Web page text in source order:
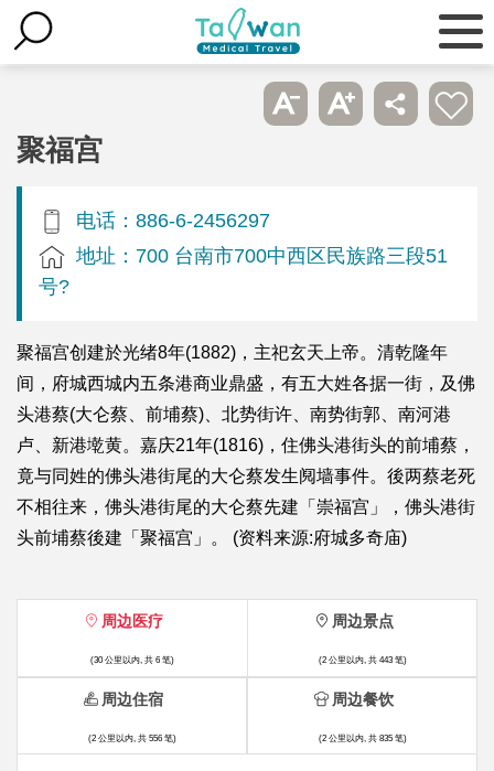
聚福宫
电话：886-6-2456297
地址：700 台南市700中西区民族路三段51
号?
聚福宫创建於光绪8年(1882)，主祀玄天上帝。清乾隆年
间，府城西城内五条港商业鼎盛，有五大姓各据一街，及佛
头港蔡(大仑蔡、前埔蔡)、北势街许、南势街郭、南河港
卢、新港墘黄。嘉庆21年(1816)，住佛头港街头的前埔蔡，
竟与同姓的佛头港街尾的大仑蔡发生阋墙事件。後两蔡老死
不相往来，佛头港街尾的大仑蔡先建「崇福宫」，佛头港街
头前埔蔡後建「聚福宫」。 (资料来源:府城多奇庙)
周边医疗
(30 公里以内, 共 6 笔)
周边景点
(2 公里以内, 共 443 笔)
周边住宿
(2 公里以内, 共 556 笔)
周边餐饮
(2 公里以内, 共 835 笔)